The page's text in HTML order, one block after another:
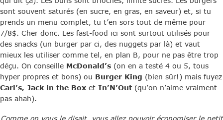
sont souvent saturés (en sucre, en gras, en saveur) et, si tu
prends un menu complet, tu t’en sors tout de même pour
7/8$. Cher donc. Les fast-food ici sont surtout utilisés pour
des snacks (un burger par ci, des nuggets par là) et vaut
mieux les utiliser comme tel, en plan B, pour ne pas être trop
déçu. On conseille McDonald’s (on en a testé 4 ou 5, tous
hyper propres et bons) ou Burger King (bien sûr!) mais fuyez
Carl’s, Jack in the Box et In’N’Out (qu’on n’aime vraiment
pas ahah).
Comme on vous le disait, vous allez pouvoir économiser le petit